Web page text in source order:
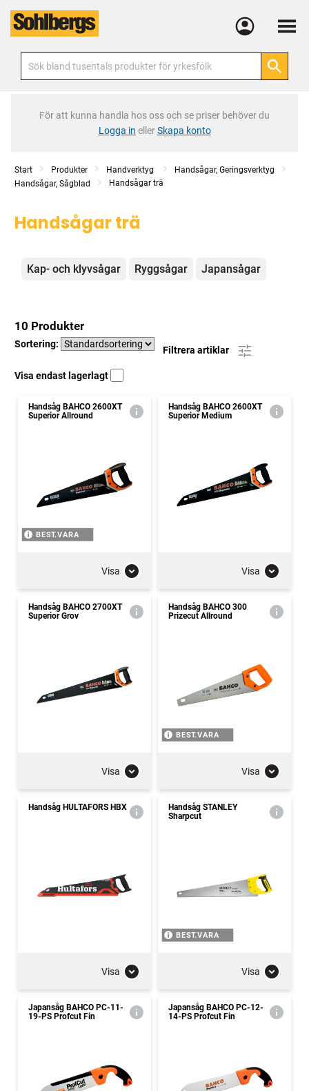
Meny
För att kunna handla hos oss och se priser behöver du
Logga in ellerSkapa konto
Start Produkter Handverktyg
Handsågar, Geringsverktyg
Handsågar, Sågblad
Handsågar trä
Handsågar trä
Kategorier
Kap- och klyvsågar Ryggsågar Japansågar
10 Produkter
Sortering:
Filtrera artiklar
Visa endast lagerlagt
Handsåg BAHCO 2600XT
Superior Allround
BEST.VARA
Visa
Handsåg BAHCO 2600XT
Superior Medium
Visa
Handsåg BAHCO 2700XT
Superior Grov
Visa
Handsåg BAHCO 300
Prizecut Allround
BEST.VARA
Visa
Handsåg HULTAFORS HBX
Visa
Handsåg STANLEY
Sharpcut
BEST.VARA
Visa
Japansåg BAHCO PC-11-
19-PS Profcut Fin
Japansåg BAHCO PC-12-
14-PS Profcut Fin